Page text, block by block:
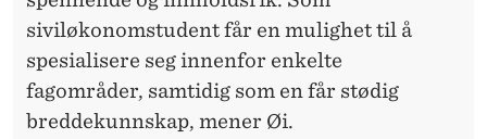
siviløkonomstudent får en mulighet til å
spesialisere seg innenfor enkelte
fagområder, samtidig som en får stødig
breddekunnskap, mener Øi.